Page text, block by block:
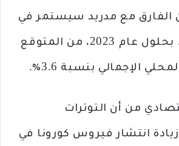
الفارق مع مدريد سيستمر في
الأشهر المقبلة. بحلول عام 2023، من المتوقع
الإجمالي بنسبة 3.6٪.
من أن التوترات
انتشار فيروس كورونا في